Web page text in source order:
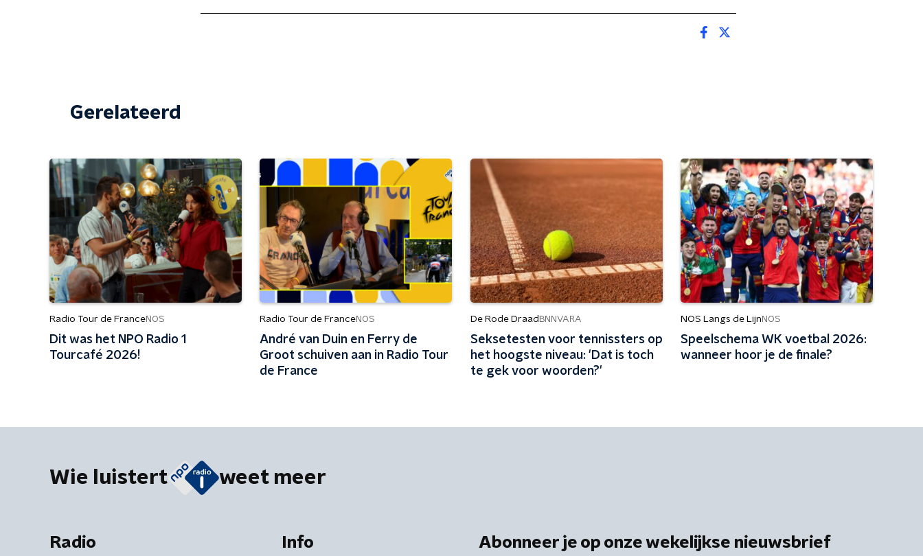
Gerelateerd
Radio Tour de FranceNOS
Dit was het NPO Radio 1
Tourcafé 2026!
Radio Tour de FranceNOS
André van Duin en Ferry de
Groot schuiven aan in Radio Tour
de France
De Rode Draad BNNVARA
Seksetesten voor tennissters op
het hoogste niveau: 'Dat is toch
te gek voor woorden?'
NOS Langs de Lijn NOS
Speelschema WK voetbal 2026:
wanneer hoor je de finale?
Wie luistert weet meer
Radio Info Abonneer je op onze wekelijkse nieuwsbrief